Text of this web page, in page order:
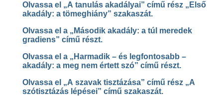
Olvassa el „A tanulás akadályai” című rész „Első
akadály: a tömeghiány” szakaszát.
Olvassa el a „Második akadály: a túl meredek
gradiens” című részt.
Olvassa el a „Harmadik – és legfontosabb –
akadály: a meg nem értett szó” című részt.
Olvassa el „A szavak tisztázása” című rész „A
szótisztázás lépései” című szakaszát.